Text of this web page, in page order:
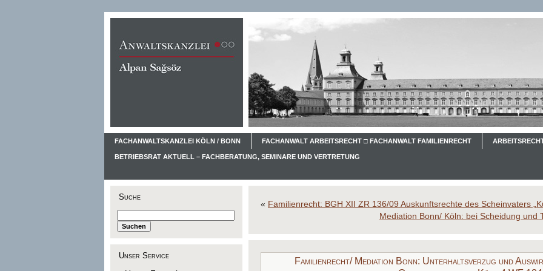
FACHANWALTSKANZLEI KÖLN / BONN FACHANWALT ARBEITSRECHT □ FACHANWALT FAMILIENRECHT
BETRIEBSRAT AKTUELL – FACHBERATUNG, SEMINARE UND VERTRETUNG
Suche
Unser Service
« Familienrecht: BGH XII ZR 136/09 Auskunftsrechte des Scheinvaters
Mediation Bonn/ Köln: bei Scheidung
Familienrecht/ Mediation Bonn: Unterhaltsverzug und